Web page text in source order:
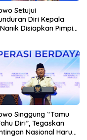
Setujui
Diri Kepala
Disiapkan Pimpin
Singgung “Tamu
Diri”, Tegaskan
Nasional Harus